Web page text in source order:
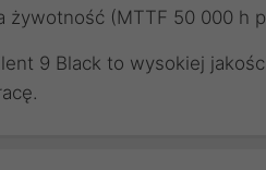
żywotność (MTTF 50 000 h
9 Black to wysokiej